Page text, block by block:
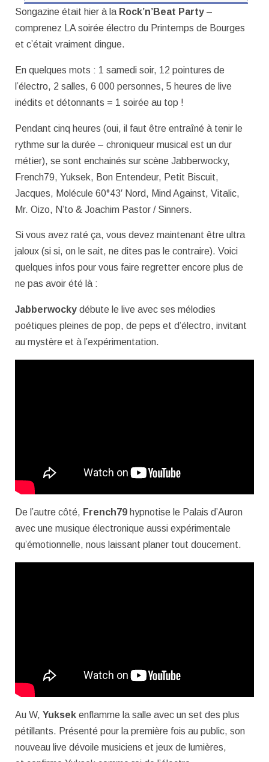
Songazine était hier à la Rock’n’Beat Party –
comprenez LA soirée électro du Printemps de Bourges
et c’était vraiment dingue.
En quelques mots : 1 samedi soir, 12 pointures de
l’électro, 2 salles, 6 000 personnes, 5 heures de live
inédits et détonnants = 1 soirée au top !
Pendant cinq heures (oui, il faut être entraîné à tenir le
rythme sur la durée – chroniqueur musical est un dur
métier), se sont enchainés sur scène Jabberwocky,
French79, Yuksek, Bon Entendeur, Petit Biscuit,
Jacques, Molécule 60°43′ Nord, Mind Against, Vitalic,
Mr. Oizo, N’to & Joachim Pastor / Sinners.
Si vous avez raté ça, vous devez maintenant être ultra
jaloux (si si, on le sait, ne dites pas le contraire). Voici
quelques infos pour vous faire regretter encore plus de
ne pas avoir été là :
Jabberwocky débute le live avec ses mélodies
poétiques pleines de pop, de peps et d’électro, invitant
au mystère et à l’expérimentation.
De l’autre côté, French79 hypnotise le Palais d’Auron
avec une musique électronique aussi expérimentale
qu’émotionnelle, nous laissant planer tout doucement.
Au W, Yuksek enflamme la salle avec un set des plus
pétillants. Présenté pour la première fois au public, son
nouveau live dévoile musiciens et jeux de lumières,